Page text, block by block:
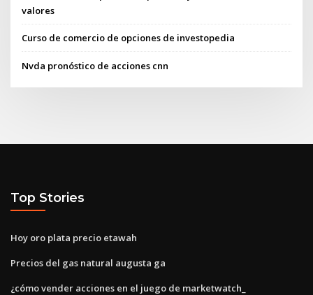
valores
Curso de comercio de opciones de investopedia
Nvda pronóstico de acciones cnn
Top Stories
Hoy oro plata precio etawah
Precios del gas natural augusta ga
¿cómo vender acciones en el juego de marketwatch_